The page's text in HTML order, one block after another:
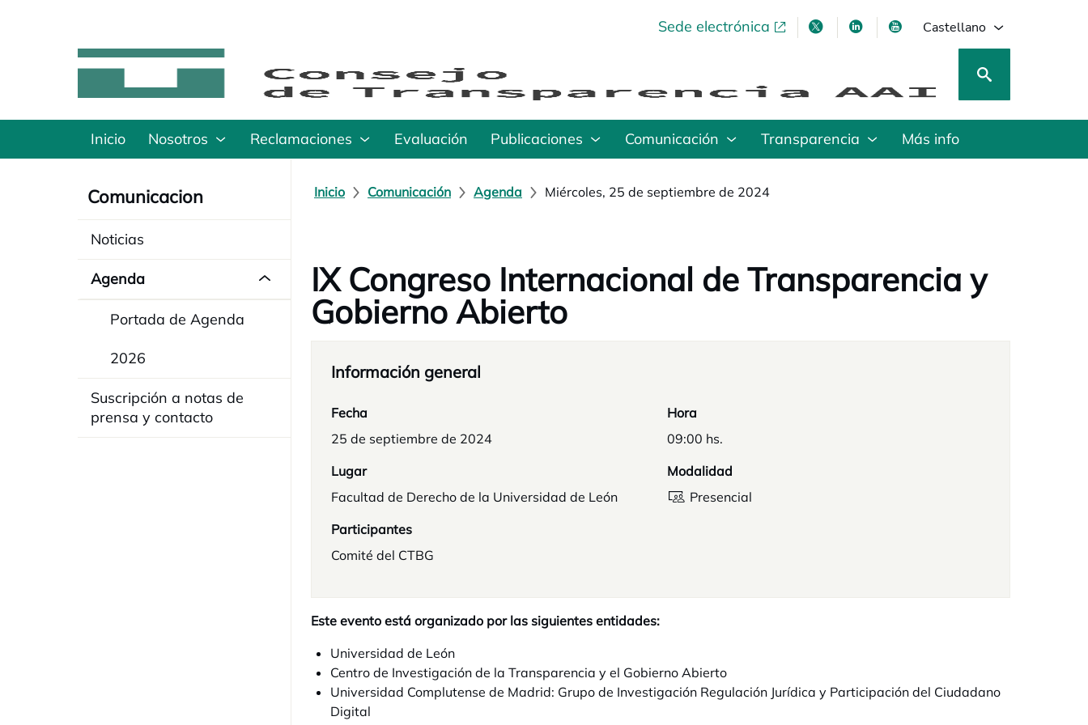
Sede electrónicase abre en una pestaña nueva
se abre en una pestaña nueva
se abre en una pestaña nueva
se abre en una pestaña
Castellano
Inicio Nosotros Reclamaciones Evaluación Publicaciones Comunicación Transparencia Más info
Comunicacion
Noticias
Agenda
Portada de Agenda
2026
Suscripción a notas de
prensa y contacto
Inicio Comunicación Agenda Miércoles, 25 de septiembre de 2024
IX Congreso Internacional de Transparencia y
Gobierno Abierto
Información general
Fecha
25 de septiembre de 2024
Hora
09:00 hs.
Lugar
Facultad de Derecho de la Universidad de León
Modalidad
Presencial
Participantes
Comité del CTBG
Este evento está organizado por las siguientes entidades:
Universidad de León
Centro de Investigación de la Transparencia y el Gobierno Abierto
Universidad Complutense de Madrid: Grupo de Investigación Regulación Jurídica y Participación del Ciudadano
Digital